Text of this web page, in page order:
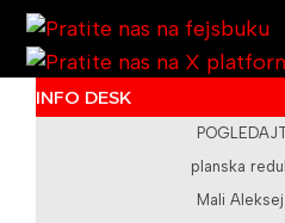
/teslicdanas@gmail.com
INFO DESK
planska
Mali